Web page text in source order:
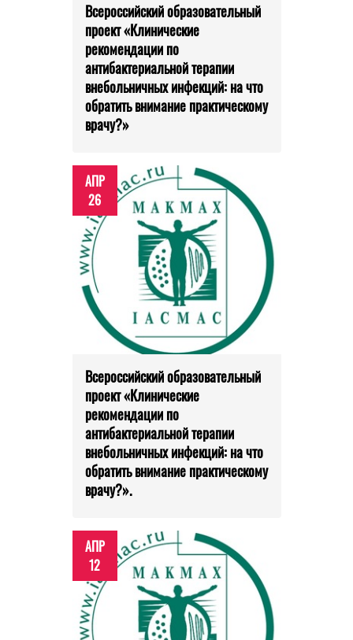
Всероссийский образовательный
проект «Клинические
рекомендации по
антибактериальной терапии
внебольничных инфекций: на что
обратить внимание практическому
врачу?»
АПР
26
Всероссийский образовательный
проект «Клинические
рекомендации по
антибактериальной терапии
внебольничных инфекций: на что
обратить внимание практическому
врачу?».
АПР
12